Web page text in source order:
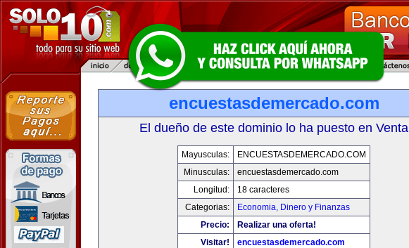
encuestasdemercado.com
El dueño de este dominio lo ha puesto en Venta
Mayusculas:
ENCUESTASDEMERCADO.COM
Minusculas:
encuestasdemercado.com
Longitud:
18 caracteres
Categorias:
Economia, Dinero y Finanzas
Precio:
Realizar una oferta!
Visitar!
encuestasdemercado.com